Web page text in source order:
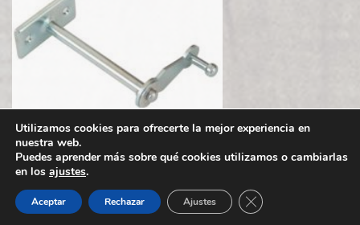
Aviso legal
Política de cookies
Utilizamos cookies para ofrecerte la mejor experiencia en
nuestra web.
Puedes aprender más sobre qué cookies utilizamos o cambiarlas
en los ajustes.
Aceptar Rechazar Ajustes Cerrar el banner de